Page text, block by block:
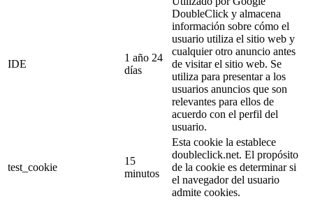
IDE
1 año 24
días
DoubleClick y almacena
información sobre cómo el
usuario utiliza el sitio web y
cualquier otro anuncio antes
de visitar el sitio web. Se
utiliza para presentar a los
usuarios anuncios que son
relevantes para ellos de
acuerdo con el perfil del
usuario.
test_cookie
15
minutos
Esta cookie la establece
doubleclick.net. El propósito
de la cookie es determinar si
el navegador del usuario
admite cookies.